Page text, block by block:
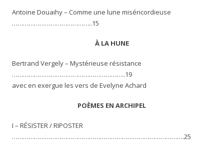
Antoine Douaihy – Comme une lune miséricordieuse
……………………………………..15
À LA HUNE
Bertrand Vergely – Mystérieuse résistance
……………………………………………………..19
avec en exergue les vers de Evelyne Achard
POÈMES EN ARCHIPEL
I – RÉSISTER / RIPOSTER
………………………………………………………………………………….25